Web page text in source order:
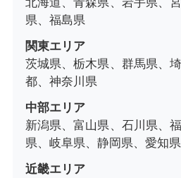
県、福島県
関東エリア
茨城県、栃木県、群馬県、
都、神奈川県
中部エリア
新潟県、富山県、石川県、
県、岐阜県、静岡県、愛知県
近畿エリア